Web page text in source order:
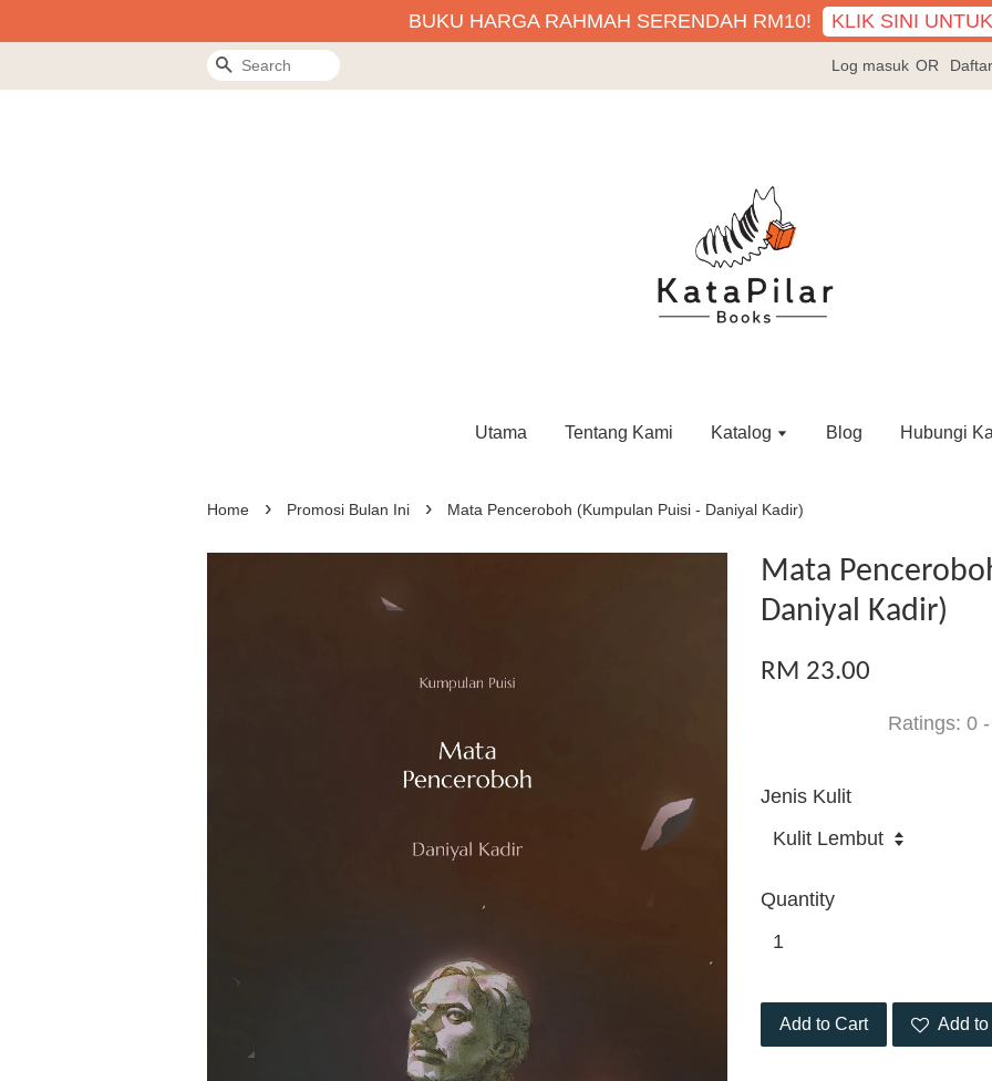
BUKU HARGA RAHMAH SERENDAH RM10! KLIK SINI
Search Log masuk OR
Utama Tentang Kami Katalog Blog Hubungi
Home › Promosi Bulan Ini › Mata Penceroboh (Kumpulan Puisi - Daniyal Kadir)
Mata
Daniyal Kadir)
RM 23.00
Ratings: 0 -
Jenis Kulit
Quantity
Add to Cart Add